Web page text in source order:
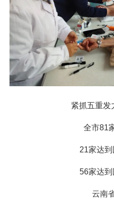
紧抓五重发
全市81家
21家达到
56家达到
云南省